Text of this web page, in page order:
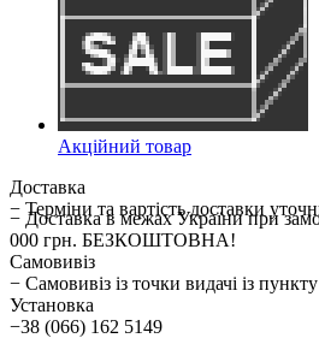
Акційний товар
Доставка
− Терміни та вартість доставки
− Доставка в межах України при
000 грн. БЕЗКОШТОВНА!
Самовивіз
− Самовивіз із точки видачі із
Установка
−38 (066) 162 5149